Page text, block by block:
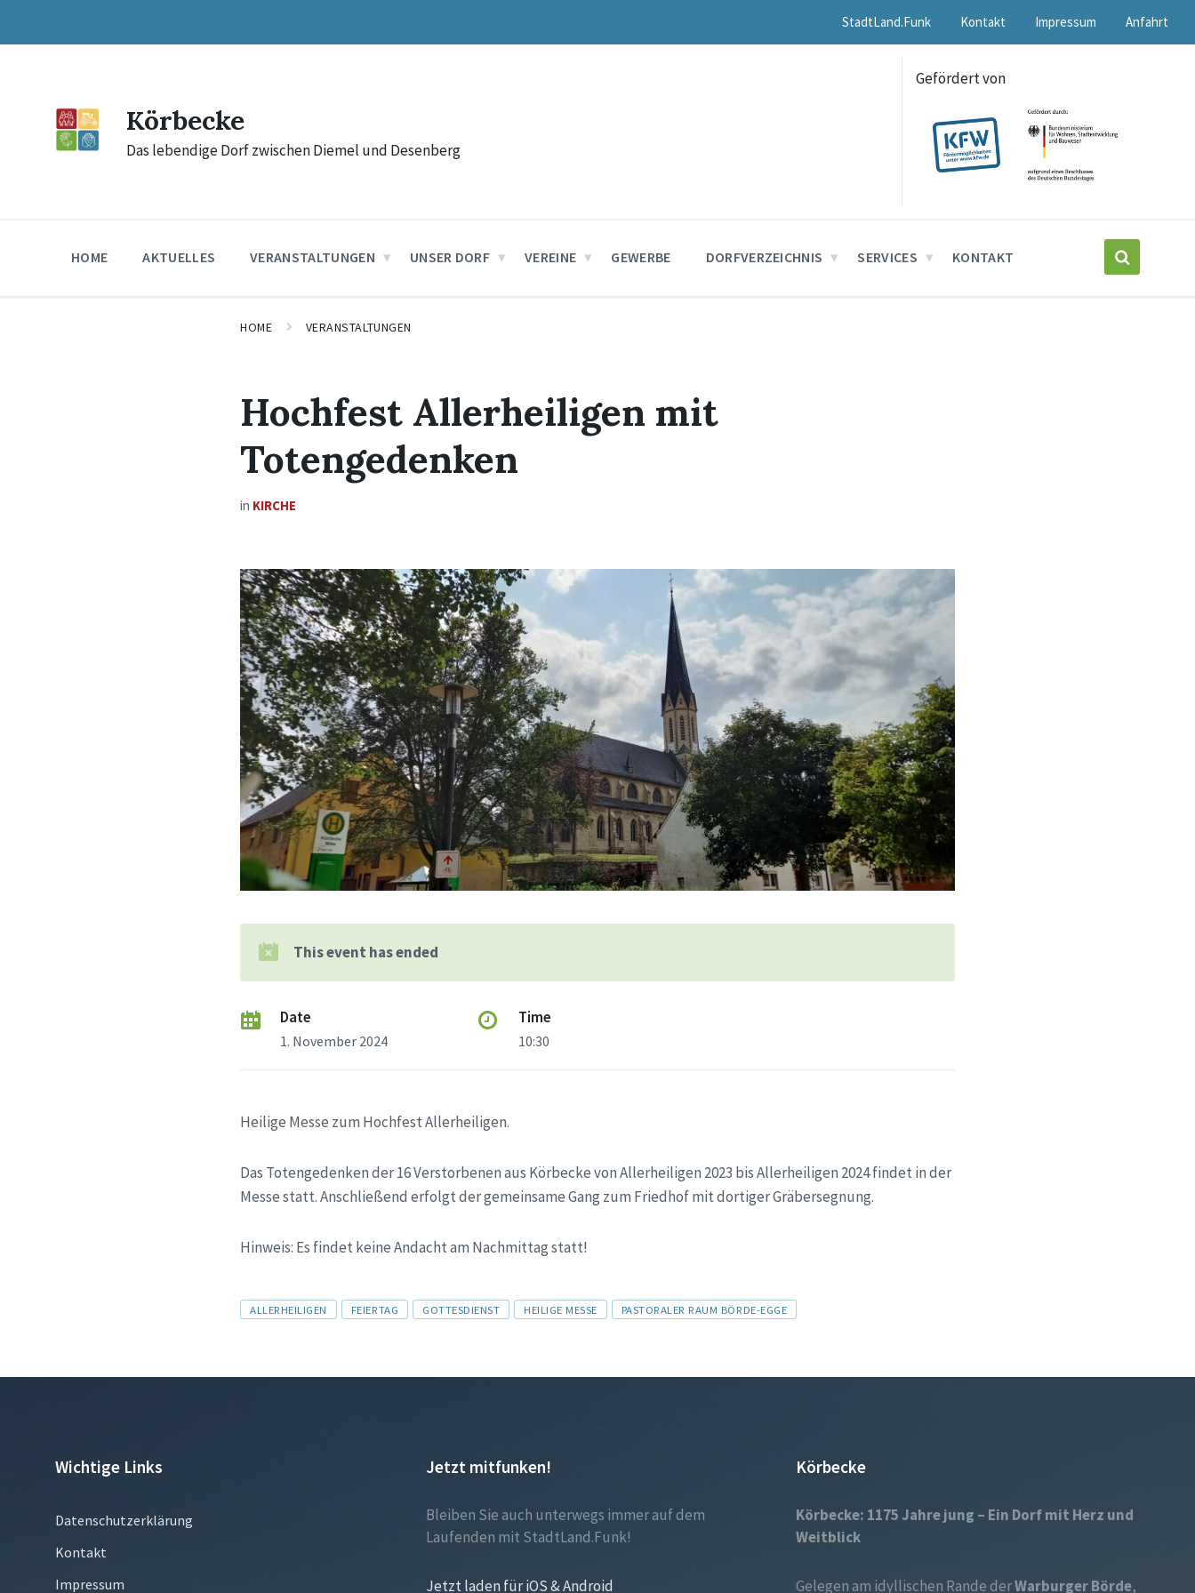
content
main
footer
StadtLand.Funk Kontakt Impressum Anfahrt
Körbecke
Das lebendige Dorf zwischen Diemel und Desenberg
Gefördert von
HOME AKTUELLES VERANSTALTUNGEN UNSER DORF VEREINE GEWERBE DORFVERZEICHNIS SERVICES KONTAKT
HOME VERANSTALTUNGEN
Hochfest Allerheiligen mit
Totengedenken
in KIRCHE
This event has ended
Date
1. November 2024
Time
10:30
Heilige Messe zum Hochfest Allerheiligen.
Das Totengedenken der 16 Verstorbenen aus Körbecke von Allerheiligen 2023 bis Allerheiligen 2024 findet in der
Messe statt. Anschließend erfolgt der gemeinsame Gang zum Friedhof mit dortiger Gräbersegnung.
Hinweis: Es findet keine Andacht am Nachmittag statt!
Tags
ALLERHEILIGEN FEIERTAG GOTTESDIENST HEILIGE MESSE PASTORALER RAUM BÖRDE-EGGE
Wichtige Links
Datenschutzerklärung
Kontakt
Impressum
Jetzt mitfunken!
Bleiben Sie auch unterwegs immer auf dem
Laufenden mit StadtLand.Funk!
Jetzt laden für iOS & Android
Körbecke
Körbecke: 1175 Jahre jung – Ein Dorf mit Herz und
Weitblick
Gelegen am idyllischen Rande derWarburger Börde,